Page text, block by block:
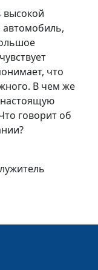
#345
#343
высокой
автомобиль,
что
В чем же
говорит об